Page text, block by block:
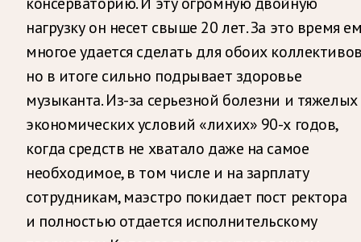
нагрузку он несет свыше 20 лет. За это время
многое удается сделать для обоих
но в итоге сильно подрывает здоровье
музыканта. Из-за серьезной болезни и тяжелых
экономических условий «лихих» 90-х годов,
когда средств не хватало даже на самое
необходимое, в том числе и на зарплату
сотрудникам, маэстро покидает пост ректора
и полностью отдается исполнительскому